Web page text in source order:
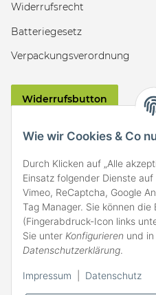
Wie wir Cookies & Co
Durch Klicken auf „Alle
Einsatz folgender Dienste
Vimeo, ReCaptcha, Google
Tag Manager. Sie können
(Fingerabdruck-Icon links
Sie unter Konfigurieren und
Datenschutzerklärung.
Impressum Datenschutz
Widerrufsrecht
Batteriegesetz
Verpackungsverordnung
Widerrufsbutton
ZAHLARTEN